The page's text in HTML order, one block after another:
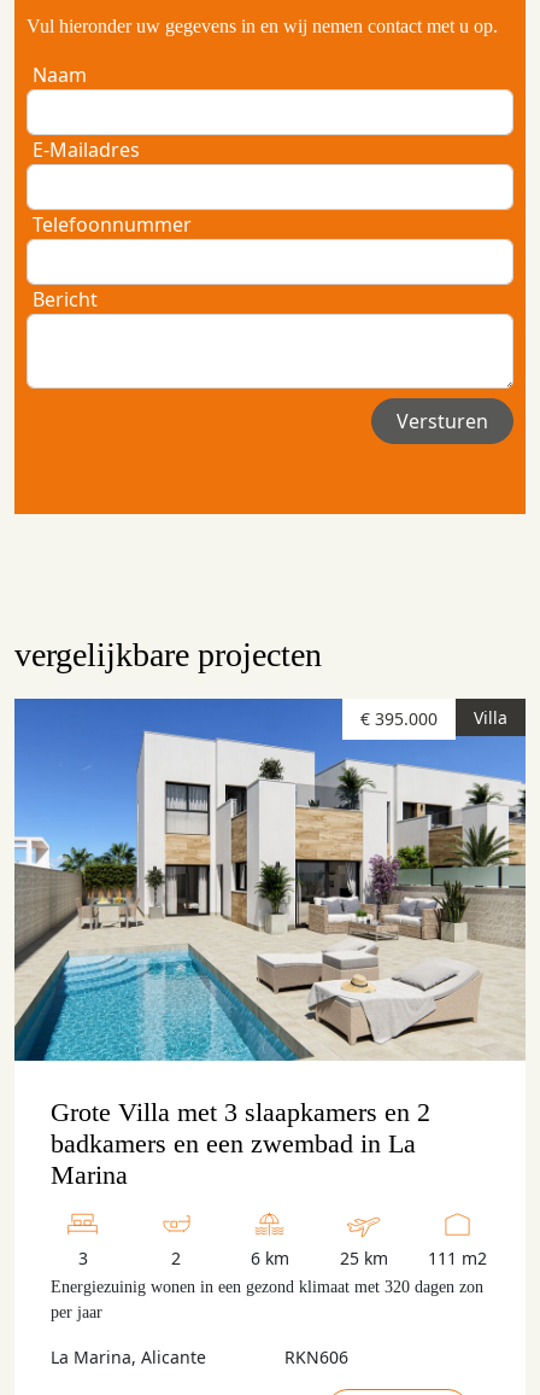
Vul hieronder uw gegevens in en wij nemen contact met u op.
Naam
E-Mailadres
Telefoonnummer
Bericht
vergelijkbare projecten
Villa
€ 395.000
Grote Villa met 3 slaapkamers en 2
badkamers en een zwembad in La
Marina
3 2 6 km 25 km 111 m2
Energiezuinig wonen in een gezond klimaat met 320 dagen zon
per jaar
La Marina, Alicante RKN606